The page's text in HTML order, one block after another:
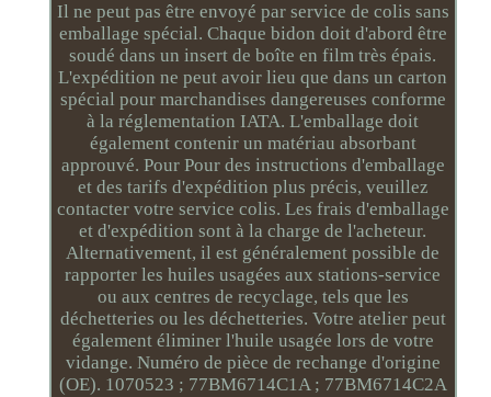
Il ne peut pas être envoyé par service de colis sans
emballage spécial. Chaque bidon doit d'abord être
soudé dans un insert de boîte en film très épais.
L'expédition ne peut avoir lieu que dans un carton
spécial pour marchandises dangereuses conforme
à la réglementation IATA. L'emballage doit
également contenir un matériau absorbant
approuvé. Pour Pour des instructions d'emballage
et des tarifs d'expédition plus précis, veuillez
contacter votre service colis. Les frais d'emballage
et d'expédition sont à la charge de l'acheteur.
Alternativement, il est généralement possible de
rapporter les huiles usagées aux stations-service
ou aux centres de recyclage, tels que les
déchetteries ou les déchetteries. Votre atelier peut
également éliminer l'huile usagée lors de votre
vidange. Numéro de pièce de rechange d'origine
(OE). 1070523 ; 77BM6714C1A ; 77BM6714C2A